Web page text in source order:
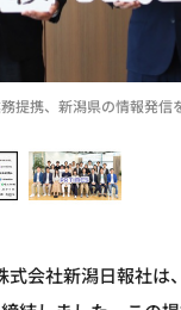
提携、新潟県の情報発信
式会社新潟日報社